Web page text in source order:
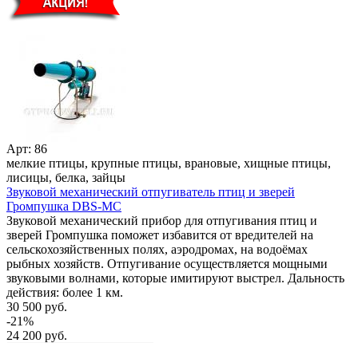
Арт: 86
мелкие птицы, крупные птицы, врановые, хищные птицы,
лисицы, белка, зайцы
Звуковой механический отпугиватель птиц и зверей
Громпушка DBS-MC
Звуковой механический прибор для отпугивания птиц и
зверей Громпушка поможет избавится от вредителей на
сельскохозяйственных полях, аэродромах, на водоёмах
рыбных хозяйств. Отпугивание осуществляется мощными
звуковыми волнами, которые имитируют выстрел. Дальность
действия: более 1 км.
30 500 руб.
-21%
24 200 руб.